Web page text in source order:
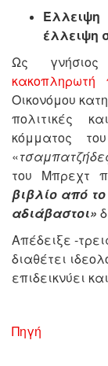
Έλλειψη
έλλειψη
Ως
Οικονόμου
πολιτικές
κόμματος
«
του Μπρεχτ
βιβλίο από
αδιάβαστοι»
Απέδειξε -
διαθέτει
επιδεικνύει
Πηγή